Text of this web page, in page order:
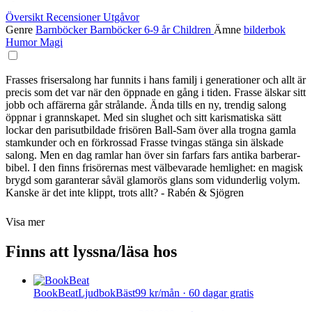
Översikt RecensionerUtgåvor
Genre BarnböckerBarnböcker 6-9 årChildren Ämne bilderbok
HumorMagi
Frasses frisersalong har funnits i hans familj i generationer och allt är
precis som det var när den öppnade en gång i tiden. Frasse älskar sitt
jobb och affärerna går strålande. Ända tills en ny, trendig salong
öppnar i grannskapet. Med sin slughet och sitt karismatiska sätt
lockar den parisutbildade frisören Ball-Sam över alla trogna gamla
stamkunder och en förkrossad Frasse tvingas stänga sin älskade
salong. Men en dag ramlar han över sin farfars fars antika barberar-
bibel. I den finns frisörernas mest välbevarade hemlighet: en magisk
brygd som garanterar såväl glamorös glans som vidunderlig volym.
Kanske är det inte klippt, trots allt? - Rabén & Sjögren
Visa mer
Finns att lyssna/läsa hos
BookBeatLjudbokBäst99 kr/mån · 60 dagar gratis